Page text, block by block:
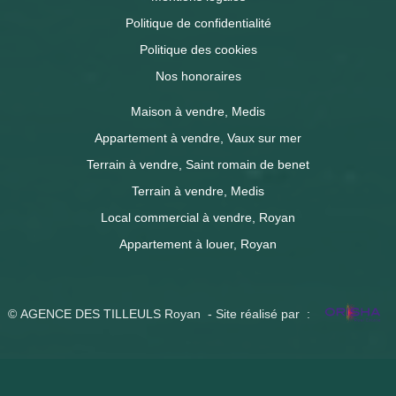
Politique de confidentialité
Politique des cookies
Nos honoraires
Maison à vendre, Medis
Appartement à vendre, Vaux sur mer
Terrain à vendre, Saint romain de benet
Terrain à vendre, Medis
Local commercial à vendre, Royan
Appartement à louer, Royan
© AGENCE DES TILLEULS Royan - Site réalisé par :